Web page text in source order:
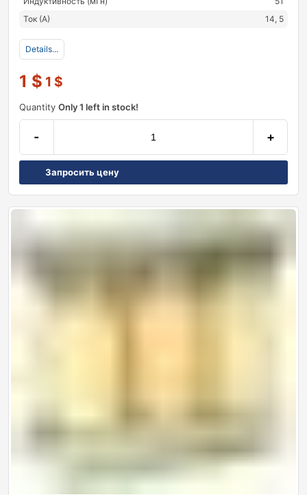
Ток (А)
14, 5
Details...
1 $ 1 $
Quantity Only 1 left in stock!
- +
Запросить цену